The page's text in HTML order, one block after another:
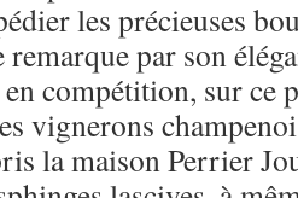
les précieuses
remarque par son
compétition, sur ce
vignerons
la maison Perrier